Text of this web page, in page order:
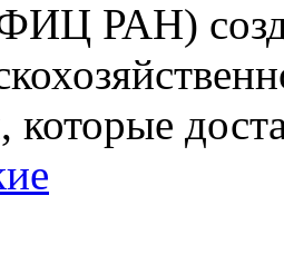
РАН)
которые